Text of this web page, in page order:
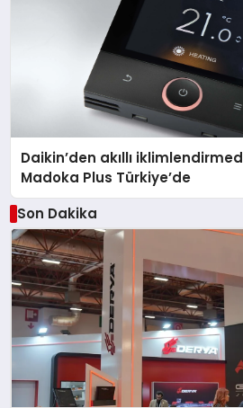
Daikin’den akıllı
Madoka Plus Türkiye’de
Son Dakika